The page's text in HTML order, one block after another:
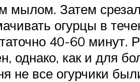
Затем
огурцы в
40-60 минут.
однако, как и для
не все огурчики